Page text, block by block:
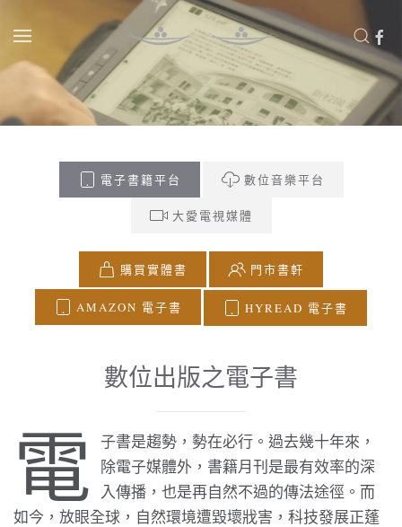
Skip to main content
電子書籍平台 數位音樂平台
大愛電視媒體
購買實體書 門市書軒
AMAZON 電子書 HYREAD 電子書
數位出版之電子書
電
子書是趨勢，勢在必行。過去幾十年來，
除電子媒體外，書籍月刊是最有效率的深
入傳播，也是再自然不過的傳法途徑。而
如今，放眼全球，自然環境遭毀壞戕害，科技發展正蓬